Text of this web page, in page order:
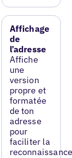
Affichage
de
l’adresse
Affiche
une
version
propre et
formatée
de ton
adresse
pour
faciliter la